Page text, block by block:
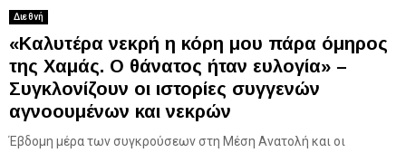
Διεθνή
«Καλυτέρα νεκρή η κόρη μου πάρα όμηρος
της Χαμάς. Ο θάνατος ήταν ευλογία» –
Συγκλονίζουν οι ιστορίες συγγενών
αγνοουμένων και νεκρών
Έβδομη μέρα των συγκρούσεων στη Μέση Ανατολή και οι